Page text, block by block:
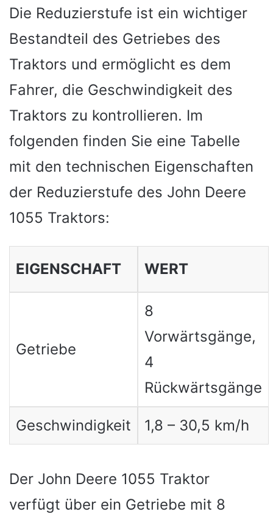
Die Reduzierstufe ist ein wichtiger
Bestandteil des Getriebes des
Traktors und ermöglicht es dem
Fahrer, die Geschwindigkeit des
Traktors zu kontrollieren. Im
folgenden finden Sie eine Tabelle
mit den technischen Eigenschaften
der Reduzierstufe des John Deere
1055 Traktors:
EIGENSCHAFT WERT
Getriebe
8
Vorwärtsgänge,
4
Rückwärtsgänge
Geschwindigkeit 1,8 – 30,5 km/h
Der John Deere 1055 Traktor
verfügt über ein Getriebe mit 8